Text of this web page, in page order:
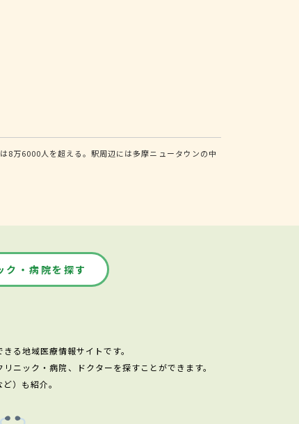
8万6000人を超える。駅周辺には多摩ニュータウンの中
ク・病院を探す
る地域医療情報サイトです。
ニック・病院、ドクターを探すことができます。
）も紹介。